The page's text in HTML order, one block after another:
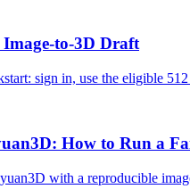
to-3D Draft
sign in, use the eligible
How to Run a
with a reproducible